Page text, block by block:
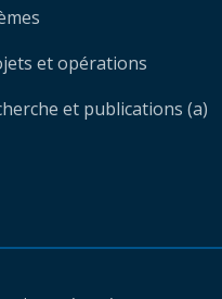
et opérations
et publications (a)